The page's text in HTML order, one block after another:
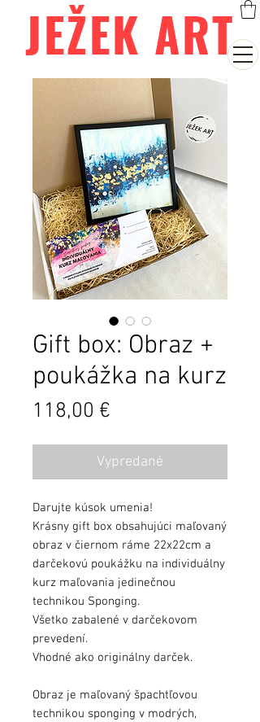
JEŽEK ART
Gift box: Obraz +
poukážka na kurz
118,00 €
Vypredané
Darujte kúsok umenia!
Krásny gift box obsahujúci maľovaný
obraz v čiernom ráme 22x22cm a
darčekovú poukážku na individuálny
kurz maľovania jedinečnou
technikou Sponging.
Všetko zabalené v darčekovom
prevedení.
Vhodné ako originálny darček.
Obraz je maľovaný špachtľovou
technikou sponging v modrých,